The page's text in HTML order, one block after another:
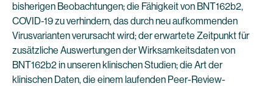
bisherigen Beobachtungen; die Fähigkeit von BNT162b2,
COVID-19 zu verhindern, das durch neu aufkommenden
Virusvarianten verursacht wird; der erwartete Zeitpunkt für
zusätzliche Auswertungen der Wirksamkeitsdaten von
BNT162b2 in unseren klinischen Studien; die Art der
klinischen Daten, die einem laufenden Peer-Review-